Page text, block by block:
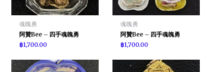
魂魄勇
阿贊Bee – 四手魂魄勇
฿1,700.00
魂魄勇
阿贊Bee – 四手魂魄勇
฿1,700.00